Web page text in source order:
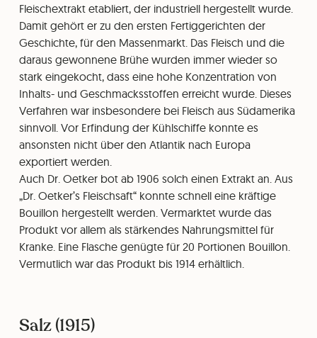
Fleischextrakt etabliert, der industriell hergestellt wurde.
Damit gehört er zu den ersten Fertiggerichten der
Geschichte, für den Massenmarkt. Das Fleisch und die
daraus gewonnene Brühe wurden immer wieder so
stark eingekocht, dass eine hohe Konzentration von
Inhalts- und Geschmacksstoffen erreicht wurde. Dieses
Verfahren war insbesondere bei Fleisch aus Südamerika
sinnvoll. Vor Erfindung der Kühlschiffe konnte es
ansonsten nicht über den Atlantik nach Europa
exportiert werden.
Auch Dr. Oetker bot ab 1906 solch einen Extrakt an. Aus
„Dr. Oetker’s Fleischsaft“ konnte schnell eine kräftige
Bouillon hergestellt werden. Vermarktet wurde das
Produkt vor allem als stärkendes Nahrungsmittel für
Kranke. Eine Flasche genügte für 20 Portionen Bouillon.
Vermutlich war das Produkt bis 1914 erhältlich.
Salz (1915)